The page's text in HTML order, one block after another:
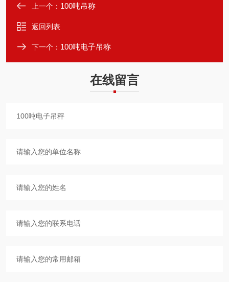
上一个： 100吨吊称
返回列表
下一个： 100吨电子吊称
在线留言